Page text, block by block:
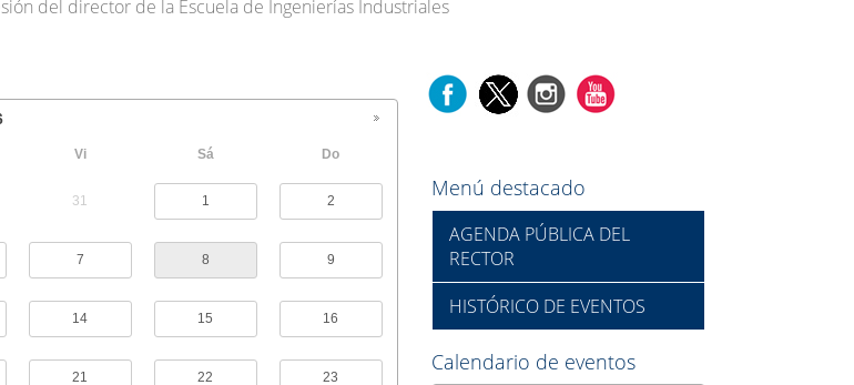
del director de la Escuela de Ingenierías Industriales
Vi Sá Do
31 1 2
7 8 9
14 15 16
21 22 23
Menú destacado
AGENDA PÚBLICA DEL
RECTOR
HISTÓRICO DE EVENTOS
Calendario de eventos